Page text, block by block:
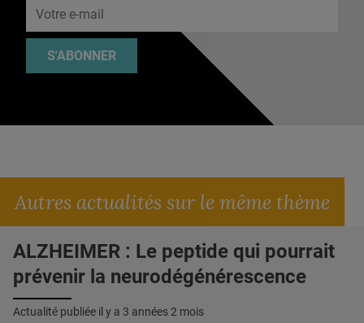
S'ABONNER
Autres actualités sur le même thème
ALZHEIMER : Le peptide qui pourrait
prévenir la neurodégénérescence
Actualité publiée il y a 3 années 2 mois